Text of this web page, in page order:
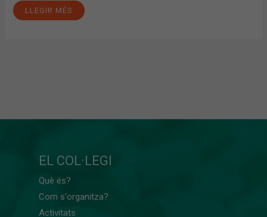
LLEGIR MÉS
EL COL·LEGI
Què és?
Com s'organitza?
Activitats